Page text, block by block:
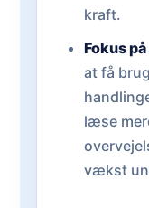
kraft.
Fokus
at få
læse
vækst